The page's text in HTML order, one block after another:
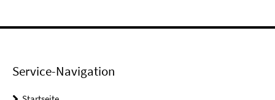
Service-Navigation